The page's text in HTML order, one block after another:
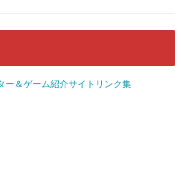
ー＆ゲーム紹介サイトリンク集